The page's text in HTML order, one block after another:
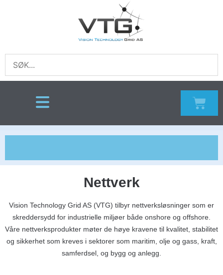
Nettverk
Vision Technology Grid AS (VTG) tilbyr nettverksløsninger som er
skreddersydd for industrielle miljøer både onshore og offshore.
Våre nettverksprodukter møter de høye kravene til kvalitet, stabilitet
og sikkerhet som kreves i sektorer som maritim, olje og gass, kraft,
samferdsel, og bygg og anlegg.